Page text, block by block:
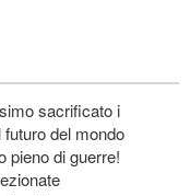
vuote di Trump
ha il sopravvento nella
sacrificato i
futuro del mondo
pieno di guerre!